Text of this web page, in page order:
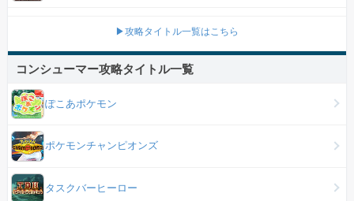
▶攻略タイトル一覧はこちら
コンシューマー攻略タイトル一覧
ぽこあポケモン
ポケモンチャンピオンズ
タスクバーヒーロー